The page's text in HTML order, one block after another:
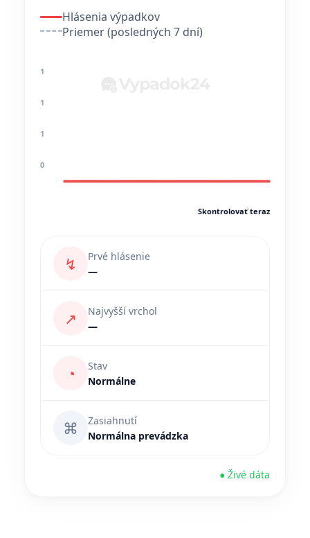
Hlásenia výpadkov
Priemer (posledných 7 dní)
1
1
1
0
Skontrolovať teraz
↯
Prvé hlásenie
—
↗
Najvyšší vrchol
—
◔
Stav
Normálne
⌘
Zasiahnutí
Normálna prevádzka
● Živé dáta